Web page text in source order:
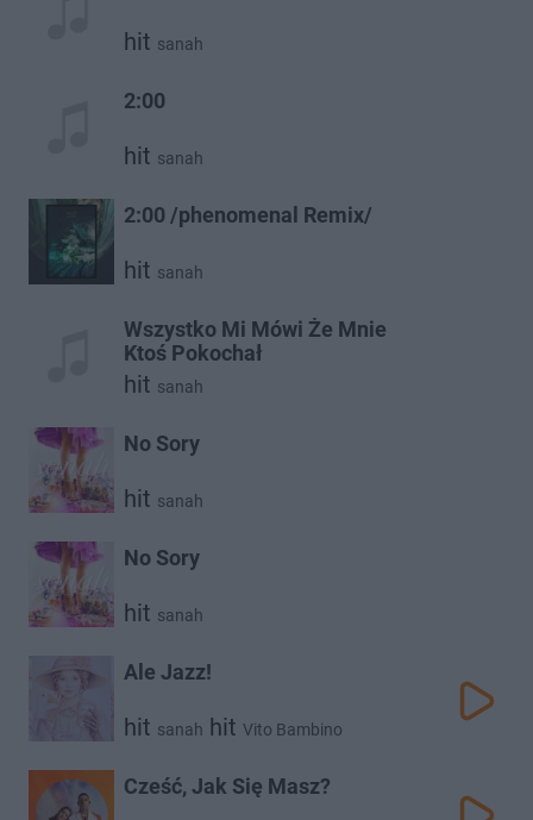
hit sanah
2:00
hit sanah
2:00 /phenomenal Remix/
hit sanah
Wszystko Mi Mówi Że Mnie
Ktoś Pokochał
hit sanah
No Sory
hit sanah
No Sory
hit sanah
Ale Jazz!
hit sanah hit Vito Bambino
Cześć, Jak Się Masz?